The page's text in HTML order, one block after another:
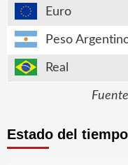
Euro
Peso
Real
Estado del tiempo